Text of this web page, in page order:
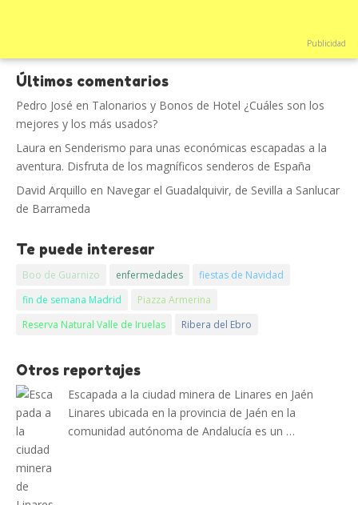
Publicidad
Últimos comentarios
Pedro José en Talonarios y Bonos de Hotel ¿Cuáles son los
mejores y los más usados?
Laura en Senderismo para unas económicas escapadas a la
aventura. Disfruta de los magníficos senderos de España
David Arquillo en Navegar el Guadalquivir, de Sevilla a Sanlucar
de Barrameda
Te puede interesar
Boo de Guarnizo enfermedades
fiestas de Navidad
fin de semana Madrid
Piazza Armerina
Reserva Natural Valle de Iruelas
Ribera del Ebro
Otros reportajes
Escapada a la ciudad minera de Linares en Jaén
Linares ubicada en la provincia de Jaén en la
comunidad autónoma de Andalucía es un …